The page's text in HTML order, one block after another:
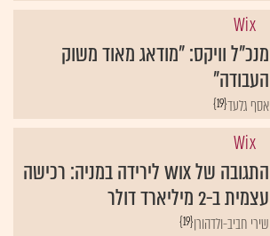
Wix
מנכ"ל וויקס: "מודאג מאוד משוק
העבודה"
{19}אסף גלעד
Wix
התגובה של Wix לירידה במניה: רכישה
עצמית ב-2 מיליארד דולר
{19}שירי חביב-ולדהורן